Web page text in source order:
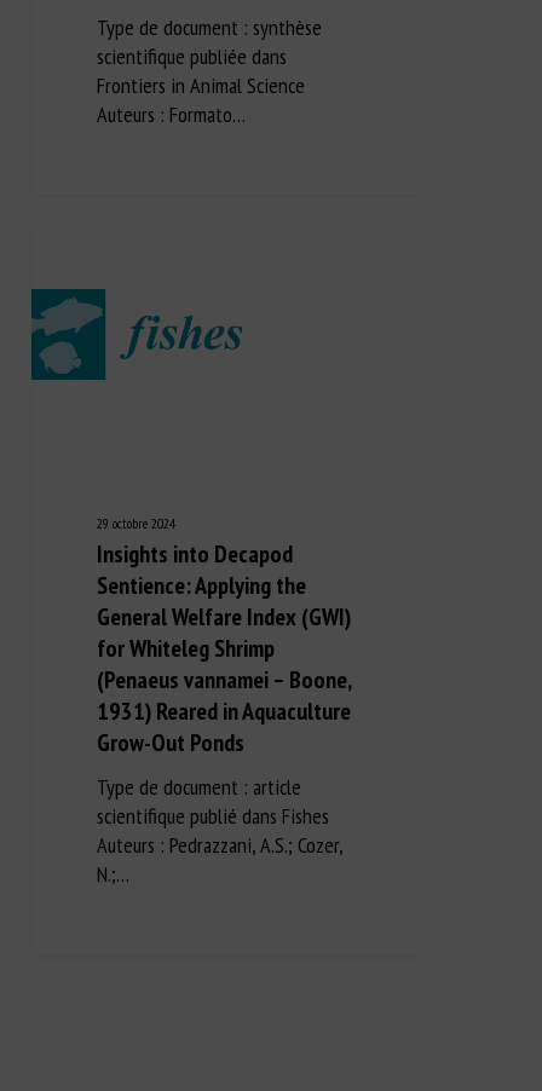
Type de document : synthèse
scientifique publiée dans
Frontiers in Animal Science
Auteurs : Formato…
29 octobre 2024
Insights into Decapod
Sentience: Applying the
General Welfare Index (GWI)
for Whiteleg Shrimp
(Penaeus vannamei – Boone,
1931) Reared in Aquaculture
Grow-Out Ponds
Type de document : article
scientifique publié dans Fishes
Auteurs : Pedrazzani, A.S.; Cozer,
N.;…